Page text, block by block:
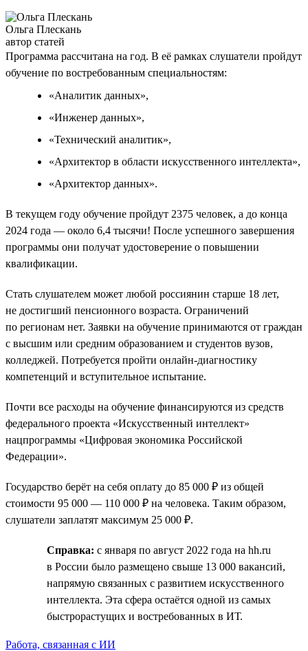
Ольга Плескань
автор статей
Программа рассчитана на год. В её рамках слушатели пройдут
обучение по востребованным специальностям:
«Аналитик данных»,
«Инженер данных»,
«Технический аналитик»,
«Архитектор в области искусственного интеллекта»,
«Архитектор данных».
В текущем году обучение пройдут 2375 человек, а до конца
2024 года — около 6,4 тысячи! После успешного завершения
программы они получат удостоверение о повышении
квалификации.
Стать слушателем может любой россиянин старше 18 лет,
не достигший пенсионного возраста. Ограничений
по регионам нет. Заявки на обучение принимаются от граждан
с высшим или средним образованием и студентов вузов,
колледжей. Потребуется пройти онлайн-диагностику
компетенций и вступительное испытание.
Почти все расходы на обучение финансируются из средств
федерального проекта «Искусственный интеллект»
нацпрограммы «Цифровая экономика Российской
Федерации».
Государство берёт на себя оплату до 85 000 ₽ из общей
стоимости 95 000 — 110 000 ₽ на человека. Таким образом,
слушатели заплатят максимум 25 000 ₽.
Справка: с января по август 2022 года на hh.ru
в России было размещено свыше 13 000 вакансий,
напрямую связанных с развитием искусственного
интеллекта. Эта сфера остаётся одной из самых
быстрорастущих и востребованных в ИТ.
Работа, связанная с ИИ